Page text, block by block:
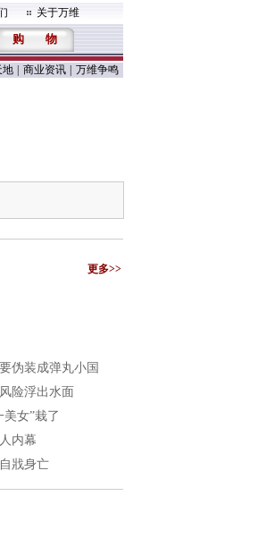
关于万维
购 物
地 商业资讯 万维争鸣
更多>>
伪装成弹丸小国
险浮出水面
女”栽了
内幕
戕身亡